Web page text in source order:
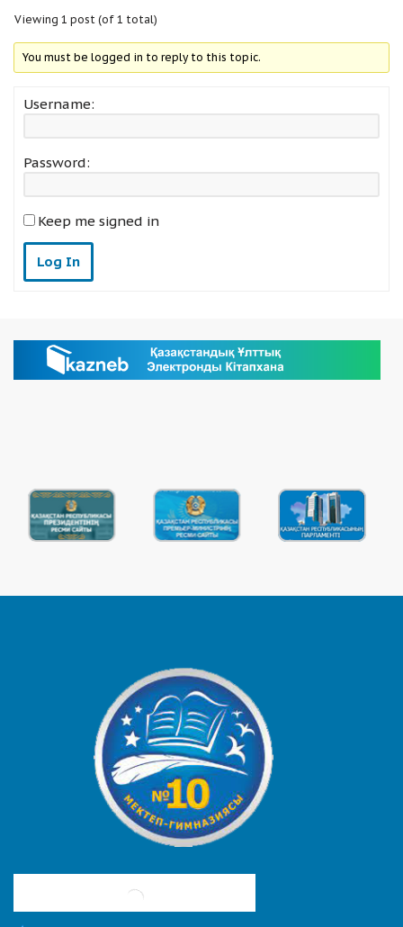
Viewing 1 post (of 1 total)
You must be logged in to reply to this topic.
Username:
Password:
Keep me signed in
Log In